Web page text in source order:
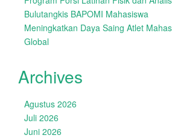
Bulutangkis BAPOMI Mahasiswa
Meningkatkan Daya Saing Atlet
Global
Archives
Agustus 2026
Juli 2026
Juni 2026